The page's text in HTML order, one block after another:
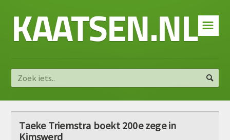
☰
KAATSEN.NL
Taeke Triemstra boekt 200e zege in
Kimswerd